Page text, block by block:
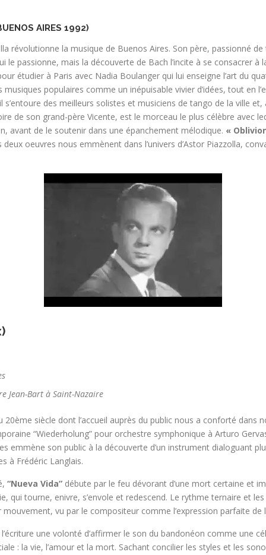
AIRES 1992)
révolutionne la musique de Buenos Aires. Son père, passionné
passionne, mais la découverte de Bach l’incite à se consacrer
étudier à Paris avec Nadia Boulanger qui lui enseigne l’art du
populaires comme un inépuisable vivier d’idées, tout en
des meilleurs solistes et musiciens de tango de la ville
de son grand-père Vicente, est le morceau le plus célèbre avec
avant de le soutenir dans une épanchement mélodique. «
oeuvres nous emmènent dans l’univers d’Astor Piazzolla,
Jean-Bart à Saint-Nazaire
siècle dont l’accueil auprès du public nous a conforté dans
“Wiederholung” pour orchestre symphonique à Arturo
emmène son public à la découverte d’un instrument dialoguant
à Frédéric Langlais.
“Nueva Vida” débute par le feu dévorant d’une mort certaine et
qui tourne, enivre, s’envole et redescend. Le rythme ternaire et
vu par le compositeur comme l’expression parfaite de
une volonté d’affirmer le son du bandonéon comme une
: la vie, l’amour et la mort. Sachant concilier les styles et les